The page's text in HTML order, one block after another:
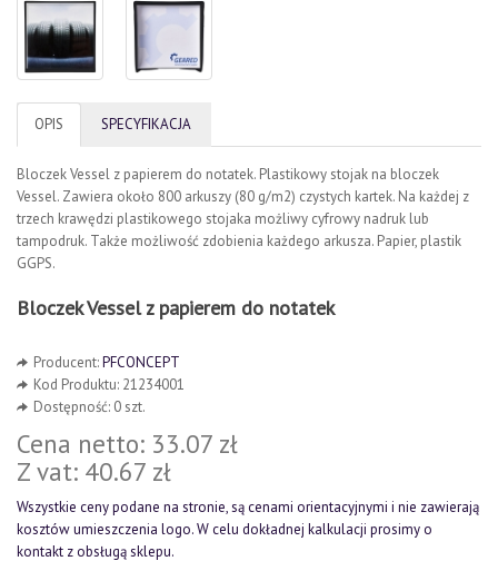
OPIS SPECYFIKACJA
Bloczek Vessel z papierem do notatek. Plastikowy stojak na bloczek
Vessel. Zawiera około 800 arkuszy (80 g/m2) czystych kartek. Na każdej z
trzech krawędzi plastikowego stojaka możliwy cyfrowy nadruk lub
tampodruk. Także możliwość zdobienia każdego arkusza. Papier, plastik
GGPS.
Bloczek Vessel z papierem do notatek
Producent:PFCONCEPT
Kod Produktu: 21234001
Dostępność: 0 szt.
Cena netto: 33.07 zł
Z vat: 40.67 zł
Wszystkie ceny podane na stronie, są cenami orientacyjnymi i nie zawierają
kosztów umieszczenia logo. W celu dokładnej kalkulacji prosimy o
kontakt z obsługą sklepu.